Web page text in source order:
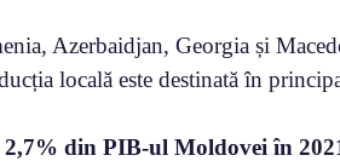
Azerbaidjan, Georgia și
locală este destinată în
din PIB-ul Moldovei în